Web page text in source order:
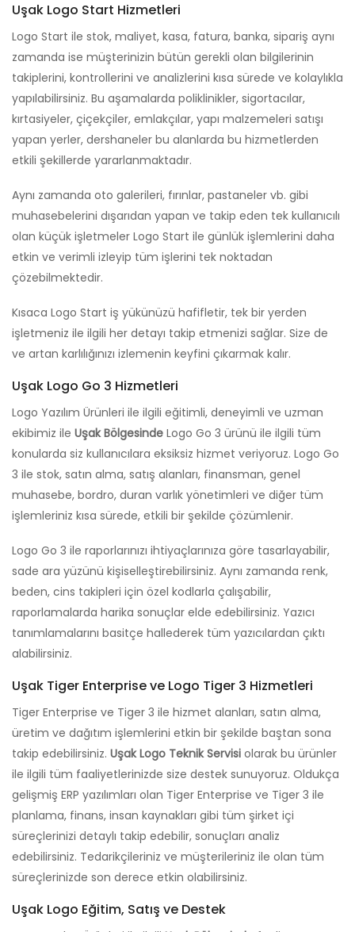
Uşak Logo Start Hizmetleri
Logo Start ile stok, maliyet, kasa, fatura, banka, sipariş aynı
zamanda ise müşterinizin bütün gerekli olan bilgilerinin
takiplerini, kontrollerini ve analizlerini kısa sürede ve kolaylıkla
yapılabilirsiniz. Bu aşamalarda poliklinikler, sigortacılar,
kırtasiyeler, çiçekçiler, emlakçılar, yapı malzemeleri satışı
yapan yerler, dershaneler bu alanlarda bu hizmetlerden
etkili şekillerde yararlanmaktadır.
Aynı zamanda oto galerileri, fırınlar, pastaneler vb. gibi
muhasebelerini dışarıdan yapan ve takip eden tek kullanıcılı
olan küçük işletmeler Logo Start ile günlük işlemlerini daha
etkin ve verimli izleyip tüm işlerini tek noktadan
çözebilmektedir.
Kısaca Logo Start iş yükünüzü hafifletir, tek bir yerden
işletmeniz ile ilgili her detayı takip etmenizi sağlar. Size de
ve artan karlılığınızı izlemenin keyfini çıkarmak kalır.
Uşak Logo Go 3 Hizmetleri
Logo Yazılım Ürünleri ile ilgili eğitimli, deneyimli ve uzman
ekibimiz ile Uşak Bölgesinde Logo Go 3 ürünü ile ilgili tüm
konularda siz kullanıcılara eksiksiz hizmet veriyoruz. Logo Go
3 ile stok, satın alma, satış alanları, finansman, genel
muhasebe, bordro, duran varlık yönetimleri ve diğer tüm
işlemleriniz kısa sürede, etkili bir şekilde çözümlenir.
Logo Go 3 ile raporlarınızı ihtiyaçlarınıza göre tasarlayabilir,
sade ara yüzünü kişiselleştirebilirsiniz. Aynı zamanda renk,
beden, cins takipleri için özel kodlarla çalışabilir,
raporlamalarda harika sonuçlar elde edebilirsiniz. Yazıcı
tanımlamalarını basitçe hallederek tüm yazıcılardan çıktı
alabilirsiniz.
Uşak Tiger Enterprise ve Logo Tiger 3 Hizmetleri
Tiger Enterprise ve Tiger 3 ile hizmet alanları, satın alma,
üretim ve dağıtım işlemlerini etkin bir şekilde baştan sona
takip edebilirsiniz. Uşak Logo Teknik Servisi olarak bu ürünler
ile ilgili tüm faaliyetlerinizde size destek sunuyoruz. Oldukça
gelişmiş ERP yazılımları olan Tiger Enterprise ve Tiger 3 ile
planlama, finans, insan kaynakları gibi tüm şirket içi
süreçlerinizi detaylı takip edebilir, sonuçları analiz
edebilirsiniz. Tedarikçileriniz ve müşterileriniz ile olan tüm
süreçlerinizde son derece etkin olabilirsiniz.
Uşak Logo Eğitim, Satış ve Destek